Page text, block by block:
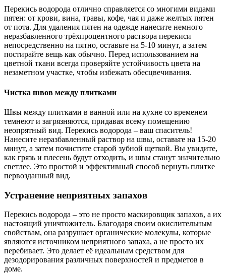
Перекись водорода отлично справляется со многими видами
пятен: от крови, вина, травы, кофе, чая и даже желтых пятен
от пота. Для удаления пятен на одежде нанесите немного
неразбавленного трёхпроцентного раствора перекиси
непосредственно на пятно, оставьте на 5-10 минут, а затем
постирайте вещь как обычно. Перед использованием на
цветной ткани всегда проверяйте устойчивость цвета на
незаметном участке, чтобы избежать обесцвечивания.
Чистка швов между плитками
Швы между плитками в ванной или на кухне со временем
темнеют и загрязняются, придавая всему помещению
неопрятный вид. Перекись водорода – ваш спаситель!
Нанесите неразбавленный раствор на швы, оставьте на 15-20
минут, а затем почистите старой зубной щеткой. Вы увидите,
как грязь и плесень будут отходить, и швы станут значительно
светлее. Это простой и эффективный способ вернуть плитке
первозданный вид.
Устранение неприятных запахов
Перекись водорода – это не просто маскировщик запахов, а их
настоящий уничтожитель. Благодаря своим окислительным
свойствам, она разрушает органические молекулы, которые
являются источником неприятного запаха, а не просто их
перебивает. Это делает её идеальным средством для
дезодорирования различных поверхностей и предметов в
доме.